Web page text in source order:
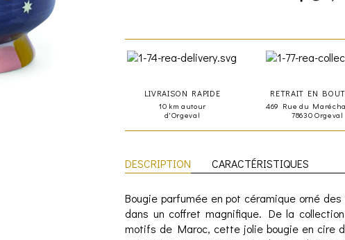
LIVRAISON RAPIDE
10 km autour
d'Orgeval
RETRAIT EN
469 Rue du
78630 Orgeval
DESCRIPTION CARACTÉRISTIQUES
Bougie parfumée en pot céramique orné
dans un coffret magnifique. De la
motifs de Maroc, cette jolie bougie en cire